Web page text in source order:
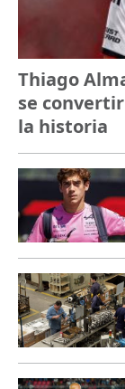
Thiago
se
la historia